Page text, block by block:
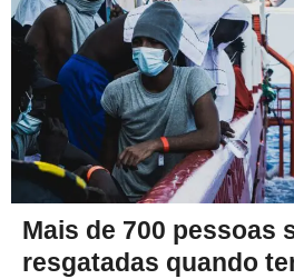
Mais de 700 pessoas
resgatadas quando